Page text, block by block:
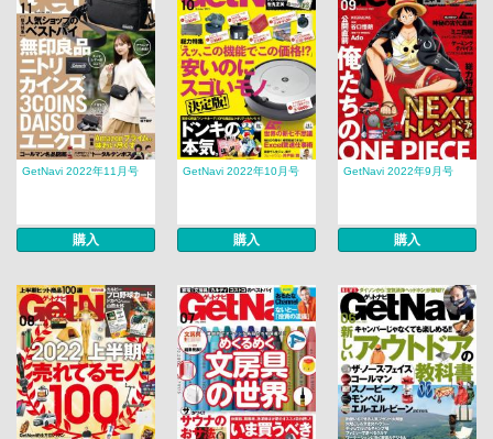
GetNavi 2022年11月号
購入
GetNavi 2022年10月号
購入
GetNavi 2022年9月号
購入